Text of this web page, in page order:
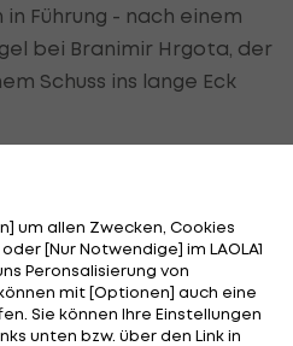
Führung - nach einem
bei Branimir Hrgota, der
Schuss ins lange Eck
sich ein offenes Spiel.
der 71. Minute. Herthas
den Ball im
den Arm, Hrgota verlädt
beim Elfer. Der
um allen Zwecken, Cookies
[Nur Notwendige] im LAOLA1
Peronsalisierung von
mit [Optionen] auch eine
Sie können Ihre Einstellungen
unten bzw. über den Link in